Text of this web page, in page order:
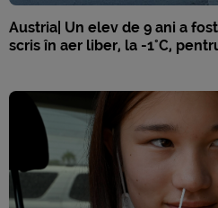
Austria| Un elev de 9 ani a
scris în aer liber, la -1°C,